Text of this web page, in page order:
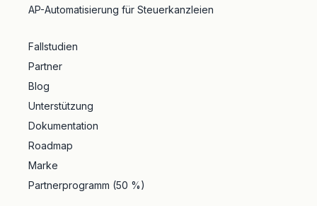
AP-Automatisierung für Steuerkanzleien
Fallstudien
Partner
Blog
Unterstützung
Dokumentation
Roadmap
Marke
Partnerprogramm (50 %)